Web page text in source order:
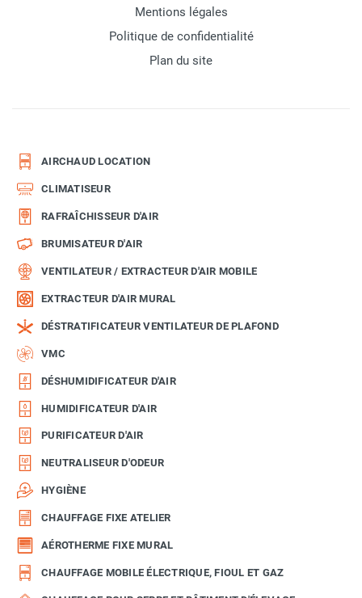
Mentions légales
Politique de confidentialité
Plan du site
AIRCHAUD LOCATION
CLIMATISEUR
RAFRAÎCHISSEUR D'AIR
BRUMISATEUR D'AIR
VENTILATEUR / EXTRACTEUR D'AIR MOBILE
EXTRACTEUR D'AIR MURAL
DÉSTRATIFICATEUR VENTILATEUR DE PLAFOND
VMC
DÉSHUMIDIFICATEUR D'AIR
HUMIDIFICATEUR D'AIR
PURIFICATEUR D'AIR
NEUTRALISEUR D'ODEUR
HYGIÈNE
CHAUFFAGE FIXE ATELIER
AÉROTHERME FIXE MURAL
CHAUFFAGE MOBILE ÉLECTRIQUE, FIOUL ET GAZ